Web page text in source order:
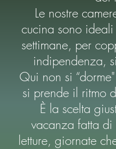
Le nostre
cucina sono
settimane, per
indipendenza,
Qui non si
si prende il ritmo
È la scelta
vacanza fatta
letture, giornate